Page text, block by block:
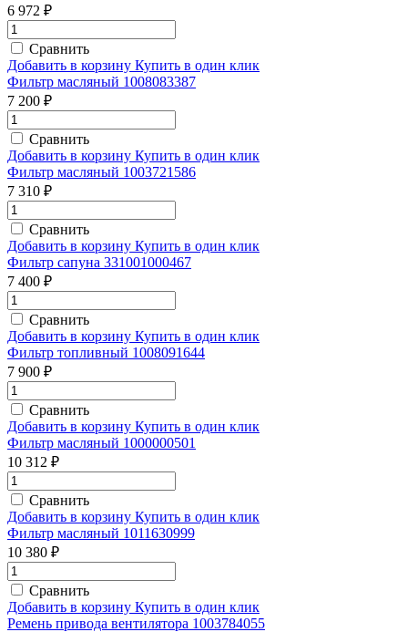
6 972 ₽
Сравнить
Добавить в корзину Купить в один клик
Фильтр масляный 1008083387
7 200 ₽
Сравнить
Добавить в корзину Купить в один клик
Фильтр масляный 1003721586
7 310 ₽
Сравнить
Добавить в корзину Купить в один клик
Фильтр сапуна 331001000467
7 400 ₽
Сравнить
Добавить в корзину Купить в один клик
Фильтр топливный 1008091644
7 900 ₽
Сравнить
Добавить в корзину Купить в один клик
Фильтр масляный 1000000501
10 312 ₽
Сравнить
Добавить в корзину Купить в один клик
Фильтр масляный 1011630999
10 380 ₽
Сравнить
Добавить в корзину Купить в один клик
Ремень привода вентилятора 1003784055